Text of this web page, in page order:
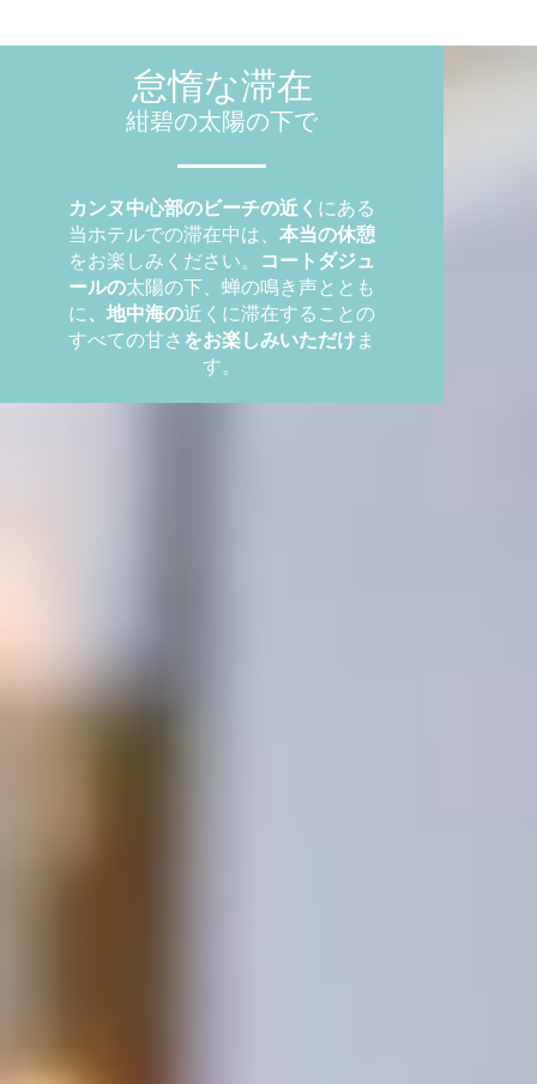
怠惰な滞在
紺碧の太陽の下で
カンヌ中心部のビーチの近く にある
当ホテルでの滞在中は、 本当の休憩
をお楽しみください。 コートダジュ
ールの太陽の下、蝉の鳴き声ととも
に、地中海の近くに滞在することの
すべての甘さをお楽しみいただけま
す。